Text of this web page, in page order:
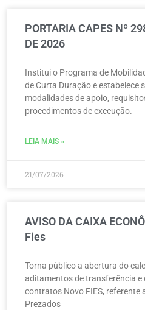
PORTARIA CAPES Nº
DE 2026
Institui o Programa de
de Curta Duração e estabelece
modalidades de apoio,
procedimentos de execução.
LEIA MAIS »
21/07/2026
AVISO DA CAIXA
Fies
Torna público a abertura do
aditamentos de transferência e
contratos Novo FIES, referente
Prezados